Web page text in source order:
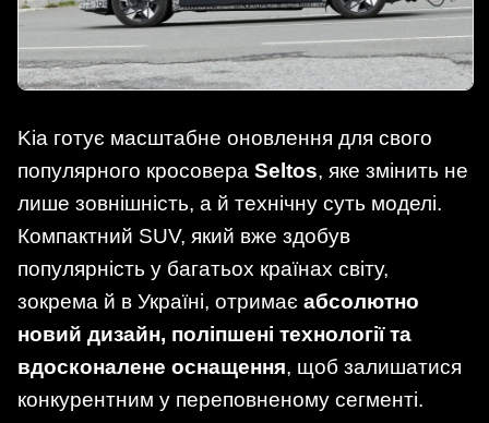
Kia готує масштабне оновлення для свого
популярного кросовера Seltos, яке змінить не
лише зовнішність, а й технічну суть моделі.
Компактний SUV, який вже здобув
популярність у багатьох країнах світу,
зокрема й в Україні, отримає абсолютно
новий дизайн, поліпшені технології та
вдосконалене оснащення, щоб залишатися
конкурентним у переповненому сегменті.